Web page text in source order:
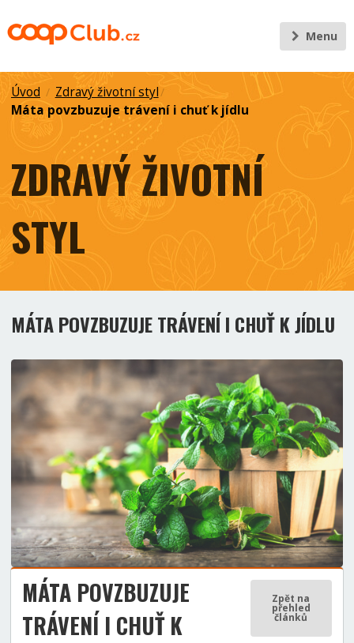
Menu
Úvod / Zdravý životní styl/
Máta povzbuzuje trávení i chuť k jídlu
ZDRAVÝ ŽIVOTNÍ
STYL
MÁTA POVZBUZUJE TRÁVENÍ I CHUŤ K JÍDLU
MÁTA POVZBUZUJE
TRÁVENÍ I CHUŤ K
Zpět na
přehled
článků